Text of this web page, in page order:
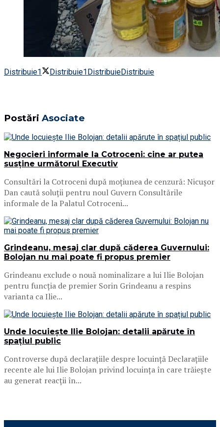
Distribuie1 Distribuie1DistribuieDistribuie
Postări Asociate
Negocieri informale la Cotroceni: cine ar putea
susține următorul Executiv
Consultări la Cotroceni după moțiunea de cenzură: Nicușor
Dan caută soluții pentru noul Guvern Consultările
informale de la Palatul Cotroceni...
Grindeanu, mesaj clar după căderea Guvernului:
Bolojan nu mai poate fi propus premier
Grindeanu exclude o nouă nominalizare a lui Ilie Bolojan
pentru funcția de premier Sorin Grindeanu a respins
varianta ca Ilie...
Unde locuiește Ilie Bolojan: detalii apărute în
spațiul public
Controverse după declarațiile despre locuință Declarațiile
recente ale lui Ilie Bolojan privind locuința în care trăiește
au generat reacții în...